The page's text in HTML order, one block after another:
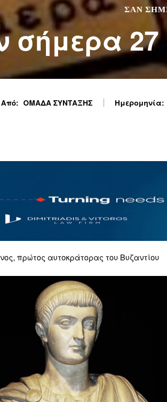
ΣΑΝ
σήμερα
Από: ΟΜΑΔΑ ΣΥΝΤΑΞΗΣ Ημερομηνία:
πρώτος αυτοκράτορας του Βυζαντίου